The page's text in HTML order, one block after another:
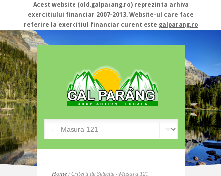
Acest website (old.galparang.ro) reprezinta arhiva
exercitiului financiar 2007-2013. Website-ul care face
referire la exercitiul financiar curent este galparang.ro
Home/ Criterii de Selectie - Masura 121